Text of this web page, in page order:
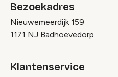
Bezoekadres
Nieuwemeerdijk 159
1171 NJ Badhoevedorp
Klantenservice